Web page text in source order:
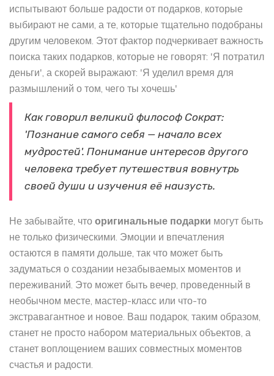
испытывают больше радости от подарков, которые
выбирают не сами, а те, которые тщательно подобраны
другим человеком. Этот фактор подчеркивает важность
поиска таких подарков, которые не говорят: 'Я потратил
деньги', а скорей выражают: 'Я уделил время для
размышлений о том, чего ты хочешь'
Как говорил великий философ Сократ:
'Познание самого себя — начало всех
мудростей'. Понимание интересов другого
человека требует путешествия вовнутрь
своей души и изучения её наизусть.
Не забывайте, что оригинальные подарки могут быть
не только физическими. Эмоции и впечатления
остаются в памяти дольше, так что может быть
задуматься о создании незабываемых моментов и
переживаний. Это может быть вечер, проведенный в
необычном месте, мастер-класс или что-то
экстравагантное и новое. Ваш подарок, таким образом,
станет не просто набором материальных объектов, а
станет воплощением ваших совместных моментов
счастья и радости.